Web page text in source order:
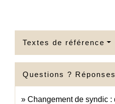
Textes de référence
Questions ?
Changement de syndic